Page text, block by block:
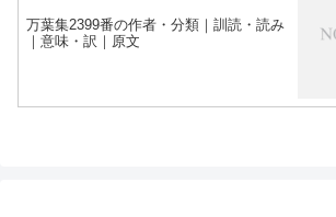
万葉集2399番の作者・分類｜訓読・読み
｜意味・訳｜原文